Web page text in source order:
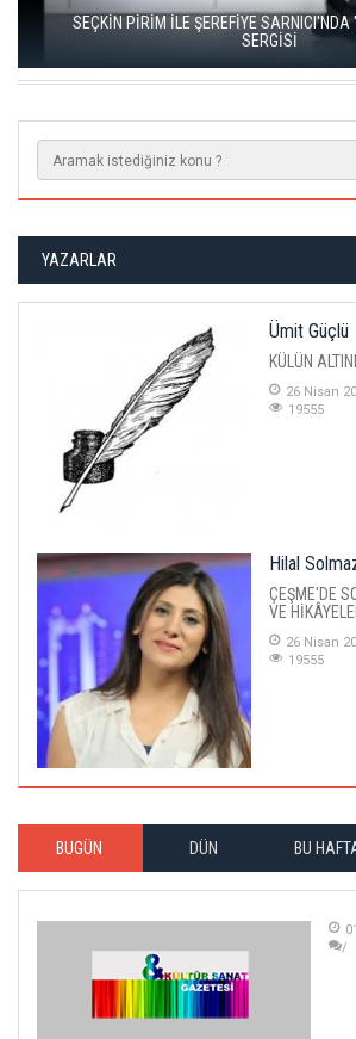
SEÇKİN PİRİM İLE ŞEREFİYE SARNICI'NDA
SERGİSİ
YAZARLAR
Ümit Güçlü
KÜLÜN
26 Nisan
19555
Hilal
ÇEŞME'DE
VE
26 Nisan
19555
BUGÜN DÜN BU